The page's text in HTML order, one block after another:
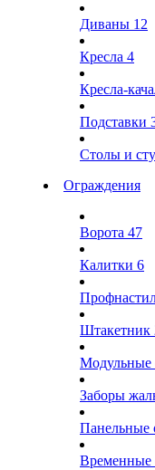
Диваны 12
Кресла 4
Кресла-
Подставки
Столы и
Ограждения
Ворота 47
Калитки 6
Штакетник
Модульные
Заборы
Панельные
Временные